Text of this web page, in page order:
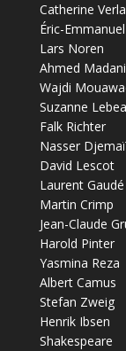
Catherine
Éric-
Lars Noren
Ahmed Madani
Wajdi
Suzanne
Falk Richter
Nasser Djemaï
David Lescot
Laurent Gaudé
Martin Crimp
Jean-Claude
Harold Pinter
Yasmina Reza
Albert Camus
Stefan Zweig
Henrik Ibsen
Shakespeare